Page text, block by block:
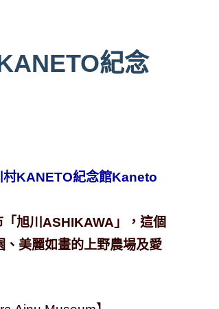
紀念
KANETO紀念館Kaneto
旭川ASHIKAWA」，這個
美麗如畫的上野農場及愛